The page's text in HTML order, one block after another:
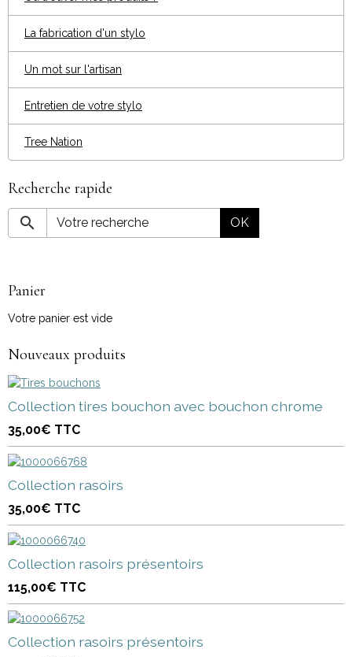
La fabrication d'un stylo
Un mot sur l'artisan
Entretien de votre stylo
Tree Nation
Recherche rapide
OK
Panier
Votre panier est vide
Nouveaux produits
Collection tires bouchon avec bouchon chrome
35,00€ TTC
Collection rasoirs
35,00€ TTC
Collection rasoirs présentoirs
115,00€ TTC
Collection rasoirs présentoirs